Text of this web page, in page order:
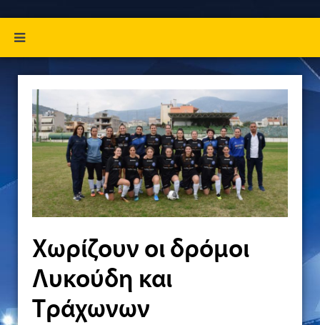
Χωρίζουν οι δρόμοι
Λυκούδη και
Τράχωνων